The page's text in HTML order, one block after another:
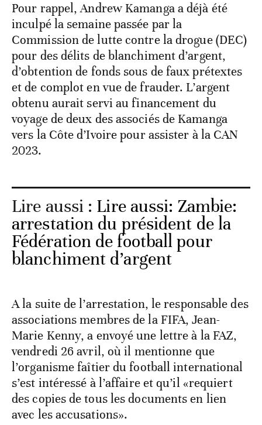
Pour rappel, Andrew Kamanga a déjà été
inculpé la semaine passée par la
Commission de lutte contre la drogue (DEC)
pour des délits de blanchiment d’argent,
d’obtention de fonds sous de faux prétextes
et de complot en vue de frauder. L’argent
obtenu aurait servi au financement du
voyage de deux des associés de Kamanga
vers la Côte d’Ivoire pour assister à la CAN
2023.
Lire aussi : Lire aussi: Zambie:
arrestation du président de la
Fédération de football pour
blanchiment d’argent
A la suite de l’arrestation, le responsable des
associations membres de la FIFA, Jean-
Marie Kenny, a envoyé une lettre à la FAZ,
vendredi 26 avril, où il mentionne que
l’organisme faîtier du football international
s’est intéressé à l’affaire et qu’il «requiert
des copies de tous les documents en lien
avec les accusations».